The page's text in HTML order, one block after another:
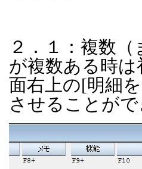
２．１：複数
が複数ある時
面右上の[明細
させることがで